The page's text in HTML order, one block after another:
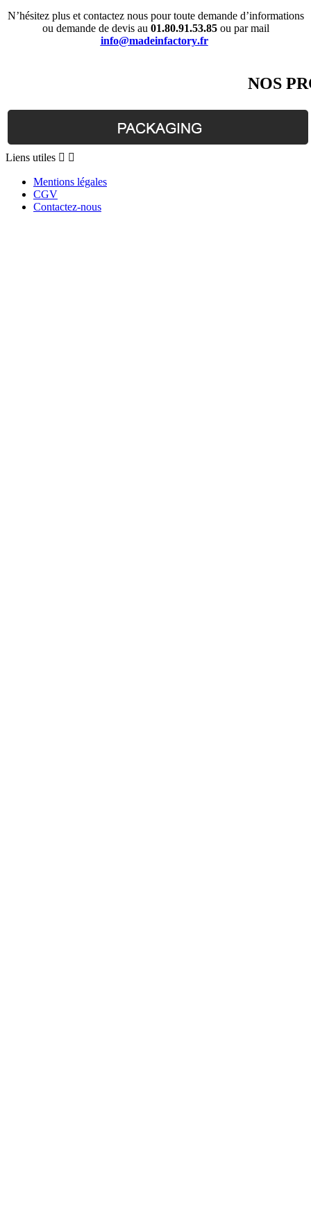
N’hésitez plus et contactez nous pour toute demande d’informations
ou demande de devis au 01.80.91.53.85ou par mail
info@madeinfactory.fr
NOS
Liens
Liens utiles  
Mentions légales
CGV
Contactez-nous